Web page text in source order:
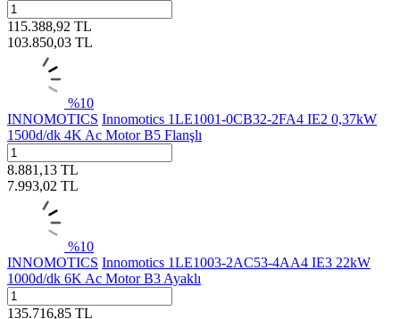
115.388,92 TL
103.850,03 TL
%10
INNOMOTICS Innomotics 1LE1001-0CB32-2FA4 IE2 0,37kW
1500d/dk 4K Ac Motor B5 Flanşlı
8.881,13 TL
7.993,02 TL
%10
INNOMOTICS Innomotics 1LE1003-2AC53-4AA4 IE3 22kW
1000d/dk 6K Ac Motor B3 Ayaklı
135.716,85 TL